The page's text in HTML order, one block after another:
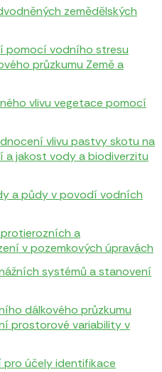
zemědělských
pomocí vodního stresu
průzkumu Země a
vlivu vegetace pomocí
vlivu pastvy skotu na
jakost vody a biodiverzitu
a půdy v povodí vodních
a
v pozemkových úpravách
systémů a stanovení
dálkového průzkumu
prostorové variability v
pro účely identifikace